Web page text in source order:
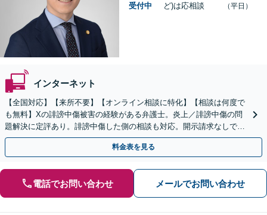
受付中
ど)は応相談
（平日）
インターネット
【全国対応】【来所不要】【オンライン相談に特化】【相談は何度で
も無料】Xの誹謗中傷被害の経験がある弁護士。炎上／誹謗中傷の問
題解決に定評あり。誹謗中傷した側の相談も対応。開示請求なしで本
人の特定ができる場合もあり。
料金表を見る
電話でお問い合わせ メールでお問い合わせ